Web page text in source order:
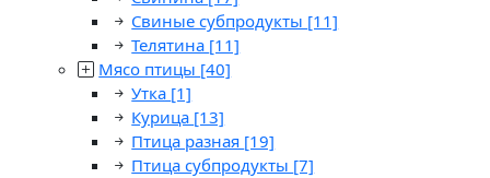
Свиные субпродукты [11]
Телятина [11]
Мясо птицы [40]
Утка [1]
Курица [13]
Птица разная [19]
Птица субпродукты [7]